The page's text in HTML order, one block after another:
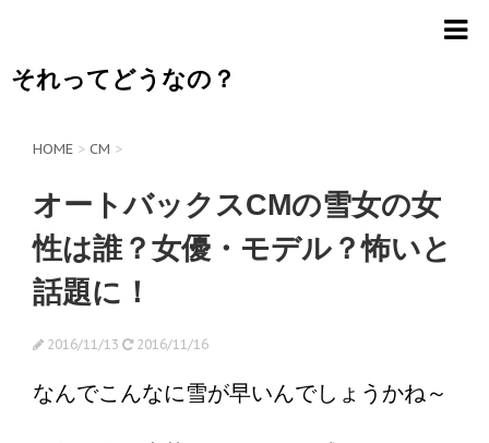
それってどうなの？
HOME > CM >
オートバックスCMの雪女の女
性は誰？女優・モデル？怖いと
話題に！
2016/11/13 2016/11/16
なんでこんなに雪が早いんでしょうかね～